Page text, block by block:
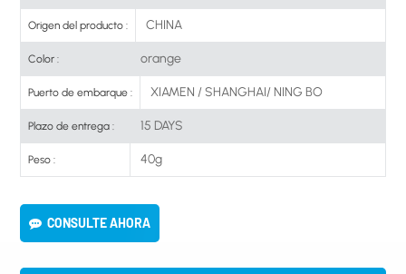
Origen del producto : CHINA
Color : orange
Puerto de embarque : XIAMEN / SHANGHAI/ NING BO
Plazo de entrega : 15 DAYS
Peso : 40g
CONSULTE AHORA